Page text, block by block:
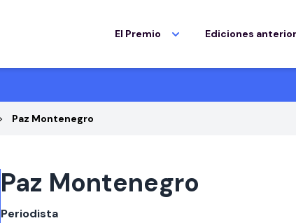
El Premio Ediciones
Paz Montenegro
Paz Montenegro
Periodista